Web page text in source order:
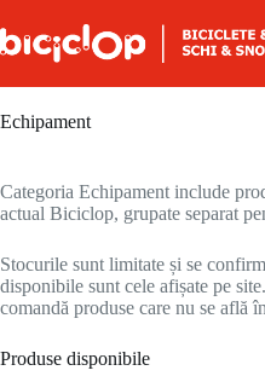
Echipament
Categoria Echipament include
actual Biciclop, grupate separat
Stocurile sunt limitate și se
disponibile sunt cele afișate pe
comandă produse care nu se află
Produse disponibile